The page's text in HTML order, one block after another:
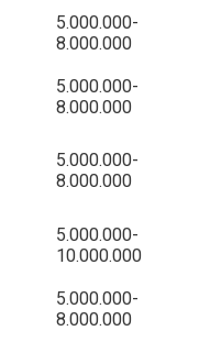
5.000.000-
8.000.000
5.000.000-
8.000.000
5.000.000-
8.000.000
5.000.000-
10.000.000
5.000.000-
8.000.000